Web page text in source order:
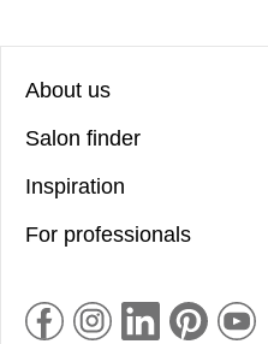
About us
Salon finder
Inspiration
For professionals